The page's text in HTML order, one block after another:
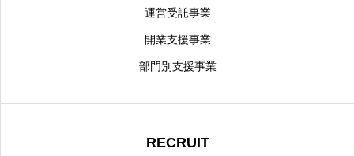
運営受託事業
開業支援事業
部門別支援事業
RECRUIT